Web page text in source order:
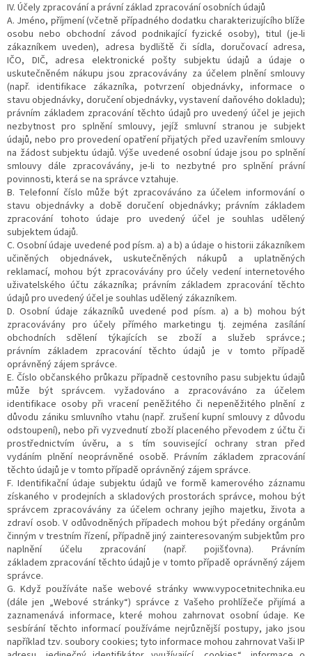
IV. Účely zpracování a právní základ zpracování osobních údajů
A. Jméno, příjmení (včetně případného dodatku charakterizujícího blíže
osobu nebo obchodní závod podnikající fyzické osoby), titul (je-li
zákazníkem uveden), adresa bydliště či sídla, doručovací adresa,
IČO, DIČ, adresa elektronické pošty subjektu údajů a údaje o
uskutečněném nákupu jsou zpracovávány za účelem plnění smlouvy
(např. identifikace zákazníka, potvrzení objednávky, informace o
stavu objednávky, doručení objednávky, vystavení daňového dokladu);
právním základem zpracování těchto údajů pro uvedený účel je jejich
nezbytnost pro splnění smlouvy, jejíž smluvní stranou je subjekt
údajů, nebo pro provedení opatření přijatých před uzavřením smlouvy
na žádost subjektu údajů. Výše uvedené osobní údaje jsou po splnění
smlouvy dále zpracovávány, je-li to nezbytné pro splnění právní
povinnosti, která se na správce vztahuje.
B. Telefonní číslo může být zpracováváno za účelem informování o
stavu objednávky a době doručení objednávky; právním základem
zpracování tohoto údaje pro uvedený účel je souhlas udělený
subjektem údajů.
C. Osobní údaje uvedené pod písm. a) a b) a údaje o historii zákazníkem
učiněných objednávek, uskutečněných nákupů a uplatněných
reklamací, mohou být zpracovávány pro účely vedení internetového
uživatelského účtu zákazníka; právním základem zpracování těchto
údajů pro uvedený účel je souhlas udělený zákazníkem.
D. Osobní údaje zákazníků uvedené pod písm. a) a b) mohou být
zpracovávány pro účely přímého marketingu tj. zejména zasílání
obchodních sdělení týkajících se zboží a služeb správce.;
právním základem zpracování těchto údajů je v tomto případě
oprávněný zájem správce.
E. Číslo občanského průkazu případně cestovního pasu subjektu údajů
může být správcem. vyžadováno a zpracováváno za účelem
identifikace osoby při vracení peněžitého či nepeněžitého plnění z
důvodu zániku smluvního vtahu (např. zrušení kupní smlouvy z důvodu
odstoupení), nebo při vyzvednutí zboží placeného převodem z účtu či
prostřednictvím úvěru, a s tím související ochrany stran před
vydáním plnění neoprávněné osobě. Právním základem zpracování
těchto údajů je v tomto případě oprávněný zájem správce.
F. Identifikační údaje subjektu údajů ve formě kamerového záznamu
získaného v prodejních a skladových prostorách správce, mohou být
správcem zpracovávány za účelem ochrany jejího majetku, života a
zdraví osob. V odůvodněných případech mohou být předány orgánům
činným v trestním řízení, případně jiný zainteresovaným subjektům pro
naplnění účelu zpracování (např. pojišťovna). Právním
základem zpracování těchto údajů je v tomto případě oprávněný zájem
správce.
G. Když používáte naše webové stránky www.vypocetnitechnika.eu
(dále jen „Webové stránky“) správce z Vašeho prohlížeče přijímá a
zaznamenává informace, které mohou zahrnovat osobní údaje. Ke
sesbírání těchto informací používáme nejrůznější postupy, jako jsou
například tzv. soubory cookies; tyto informace mohou zahrnovat Vaši IP